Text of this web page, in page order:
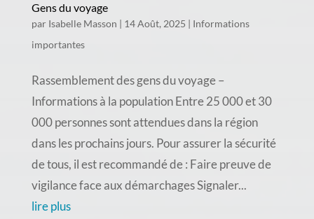
Gens du voyage
par Isabelle Masson 14 Août, 2025
Informations
importantes
Rassemblement des gens du voyage –
Informations à la population Entre 25 000 et 30
000 personnes sont attendues dans la région
dans les prochains jours. Pour assurer la sécurité
de tous, il est recommandé de : Faire preuve de
vigilance face aux démarchages Signaler...
lire plus